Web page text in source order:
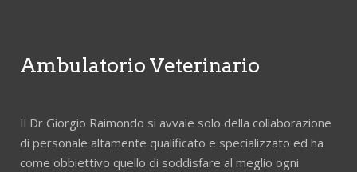
Ambulatorio Veterinario
Il Dr Giorgio Raimondo si avvale solo della collaborazione
di personale altamente qualificato e specializzato ed ha
come obbiettivo quello di soddisfare al meglio ogni